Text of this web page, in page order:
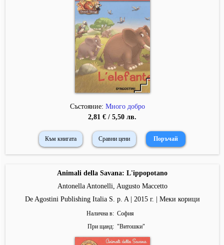
Състояние: Много добро
2,81 € / 5,50 лв.
Към книгата Сравни цени
Animali della Savana: L'ippopotano
Antonella Antonelli, Augusto Maccetto
De Agostini Publishing Italia S. p. A | 2015 г. | Меки корици
Налична в
София
При щанд
"Витошки"